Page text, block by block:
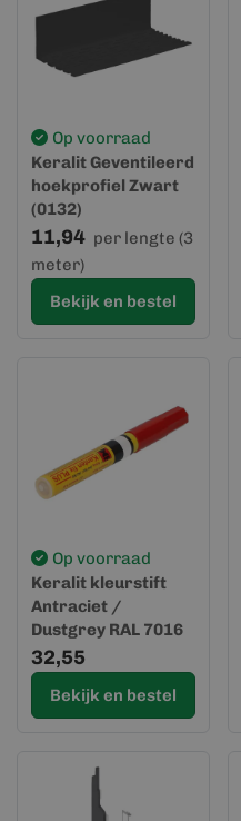
Op voorraad
Keralit Geventileerd
hoekprofiel Zwart
(0132)
11,94 per lengte (3
meter)
Bekijk en bestel
Op voorraad
Keralit kleurstift
Antraciet /
Dustgrey RAL 7016
(2862)
32,55
Bekijk en bestel